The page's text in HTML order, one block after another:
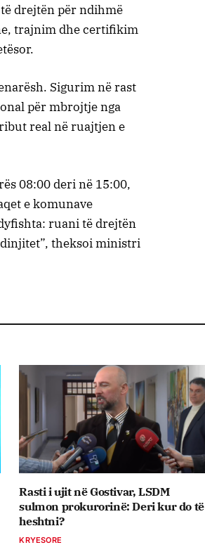
drejtën për ndihmë
trajnim dhe certifikim
Sigurim në rast
për mbrojtje nga
real në ruajtjen e
08:00 deri në 15:00,
e komunave
ruani të drejtën
theksoi ministri
Rasti i ujit në Gostivar, LSDM
sulmon prokurorinë: Deri kur do të
heshtni?
KRYESORE